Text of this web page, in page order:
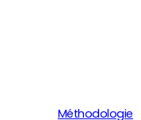
Méthodologie